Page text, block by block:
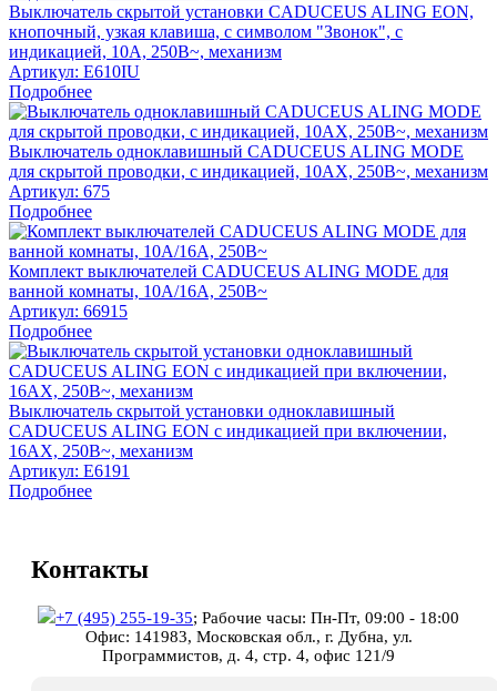
Выключатель скрытой установки CADUCEUS ALING EON,
кнопочный, узкая клавиша, с символом "Звонок", с
индикацией, 10А, 250В~, механизм
Артикул: E610IU
Подробнее
Выключатель одноклавишный CADUCEUS ALING MODE
для скрытой проводки, с индикацией, 10АХ, 250В~, механизм
Артикул: 675
Подробнее
Комплект выключателей CADUCEUS ALING MODE для
ванной комнаты, 10А/16А, 250В~
Артикул: 66915
Подробнее
Выключатель скрытой установки одноклавишный
CADUCEUS ALING EON с индикацией при включении,
16АХ, 250В~, механизм
Артикул: E6191
Подробнее
Контакты
+7 (495) 255-19-35; Рабочие часы: Пн-Пт, 09:00 - 18:00
Офис: 141983, Московская обл., г. Дубна, ул.
Программистов, д. 4, стр. 4, офис 121/9